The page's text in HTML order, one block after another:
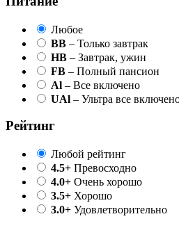
Любое
BB – Только завтрак
HB – Завтрак, ужин
FB – Полный пансион
Al – Все включено
UAl – Ультра все
Рейтинг
Любой рейтинг
4.5+ Превосходно
4.0+ Очень хорошо
3.5+ Хорошо
3.0+ Удовлетворительно